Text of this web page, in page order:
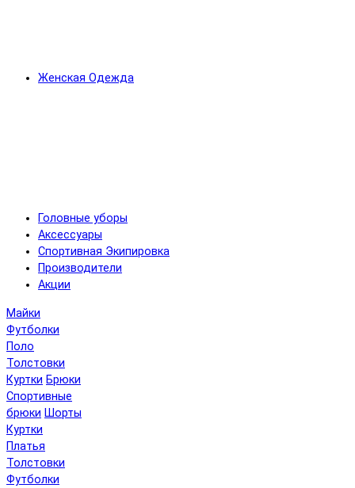
Женская Одежда
Головные уборы
Аксессуары
Спортивная Экипировка
Производители
Акции
Майки
Футболки
Поло
Толстовки
Куртки Брюки
Спортивные
брюки Шорты
Куртки
Платья
Толстовки
Футболки